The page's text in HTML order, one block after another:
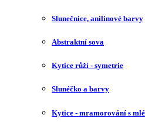
Slunečnice, anilinové barvy
Abstraktní sova
Kytice růží - symetrie
Slunéčko a barvy
Kytice - mramorování s